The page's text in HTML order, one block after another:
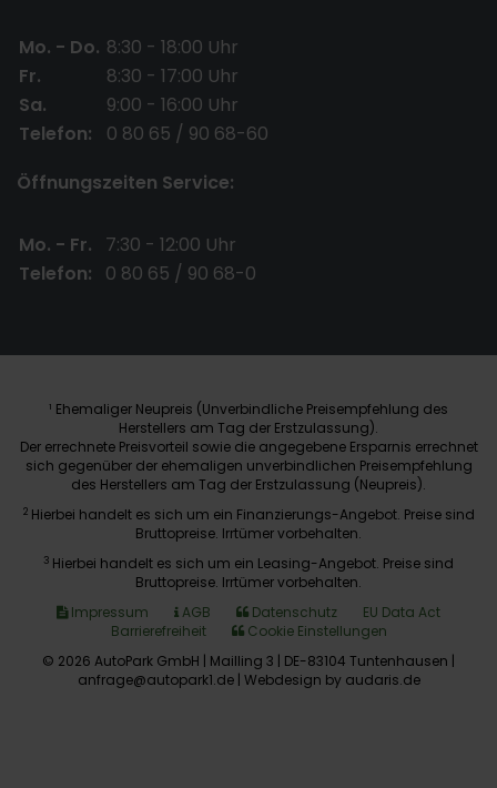
Mo. - Do. 8:30 - 18:00 Uhr
Fr.
8:30 - 17:00 Uhr
Sa.
9:00 - 16:00 Uhr
Telefon:
0 80 65 / 90 68-60
Öffnungszeiten Service:
Mo. - Fr.
7:30 - 12:00 Uhr
Telefon:
0 80 65 / 90 68-0
1 Ehemaliger Neupreis (Unverbindliche Preisempfehlung des
Herstellers am Tag der Erstzulassung).
Der errechnete Preisvorteil sowie die angegebene Ersparnis errechnet
sich gegenüber der ehemaligen unverbindlichen Preisempfehlung
des Herstellers am Tag der Erstzulassung (Neupreis).
2 Hierbei handelt es sich um ein Finanzierungs-Angebot. Preise sind
Bruttopreise. Irrtümer vorbehalten.
3 Hierbei handelt es sich um ein Leasing-Angebot. Preise sind
Bruttopreise. Irrtümer vorbehalten.
Impressum
AGB Datenschutz
EU Data Act
Barrierefreiheit
Cookie Einstellungen
© 2026 AutoPark GmbH | Mailling 3 | DE-83104 Tuntenhausen |
anfrage@autopark1.de | Webdesign by audaris.de